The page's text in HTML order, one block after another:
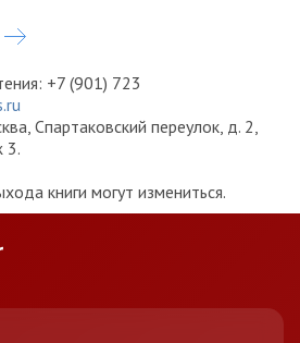
оплаты?
с вами в течение нескольких
адрес доставки.
г. Москва, Спартаковский пер.,
9, этаж 3.
о приезде не позднее чем за
+7 (901) 723
Спартаковский переулок, д. 2,
3.
книги могут измениться.